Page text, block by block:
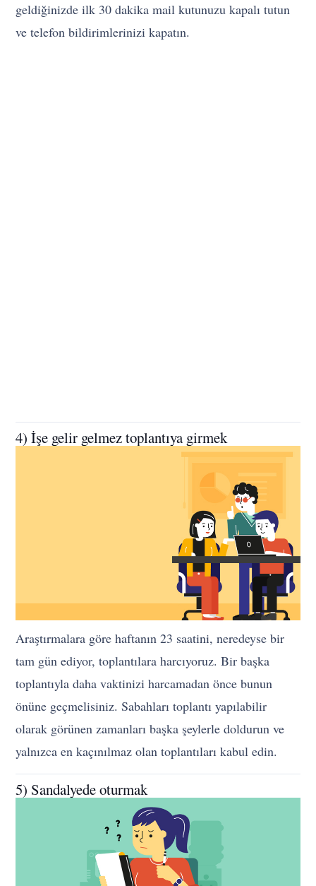
geldiğinizde ilk 30 dakika mail kutunuzu kapalı tutun
ve telefon bildirimlerinizi kapatın.
4) İşe gelir gelmez toplantıya girmek
Araştırmalara göre haftanın 23 saatini, neredeyse bir
tam gün ediyor, toplantılara harcıyoruz. Bir başka
toplantıyla daha vaktinizi harcamadan önce bunun
önüne geçmelisiniz. Sabahları toplantı yapılabilir
olarak görünen zamanları başka şeylerle doldurun ve
yalnızca en kaçınılmaz olan toplantıları kabul edin.
5) Sandalyede oturmak